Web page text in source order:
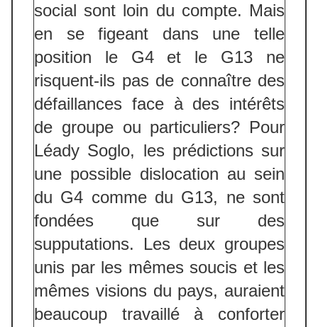
social sont loin du compte. Mais
en se figeant dans une telle
position le G4 et le G13 ne
risquent-ils pas de connaître des
défaillances face à des intérêts
de groupe ou particuliers? Pour
Léady Soglo, les prédictions sur
une possible dislocation au sein
du G4 comme du G13, ne sont
fondées que sur des
supputations. Les deux groupes
unis par les mêmes soucis et les
mêmes visions du pays, auraient
beaucoup travaillé à conforter